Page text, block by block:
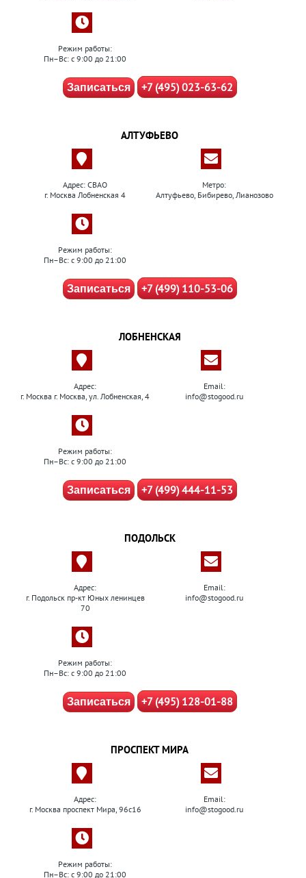
Режим работы:
Пн–Вс: с 9:00 до 21:00
Записаться +7 (495) 023-63-62
АЛТУФЬЕВО
Адрес: СВАО
г. Москва Лобненская 4
Метро:
Алтуфьево, Бибирево, Лианозово
Режим работы:
Пн–Вс: с 9:00 до 21:00
Записаться +7 (499) 110-53-06
ЛОБНЕНСКАЯ
Адрес:
г. Москва г. Москва, ул. Лобненская, 4
Email:
info@stogood.ru
Режим работы:
Пн–Вс: с 9:00 до 21:00
Записаться +7 (499) 444-11-53
ПОДОЛЬСК
Адрес:
г. Подольск пр-кт Юных ленинцев
70
Email:
info@stogood.ru
Режим работы:
Пн–Вс: с 9:00 до 21:00
Записаться +7 (495) 128-01-88
ПРОСПЕКТ МИРА
Адрес:
г. Москва проспект Мира, 96с16
Email:
info@stogood.ru
Режим работы:
Пн–Вс: с 9:00 до 21:00